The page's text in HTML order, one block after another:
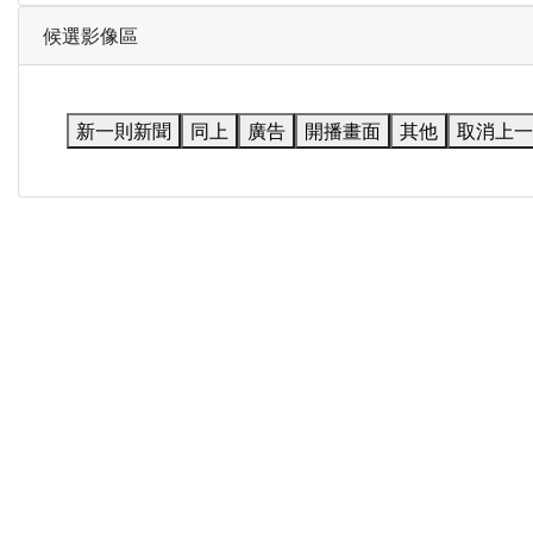
候選影像區
新一則新聞 同上 廣告 開播畫面 其他 取消上